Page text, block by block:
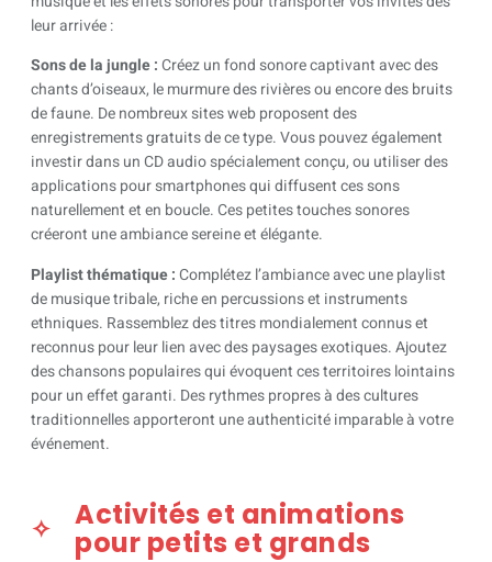
leur arrivée :
Sons de la jungle :Créez un fond sonore captivant avec des
chants d’oiseaux, le murmure des rivières ou encore des bruits
de faune. De nombreux sites web proposent des
enregistrements gratuits de ce type. Vous pouvez également
investir dans un CD audio spécialement conçu, ou utiliser des
applications pour smartphones qui diffusent ces sons
naturellement et en boucle. Ces petites touches sonores
créeront une ambiance sereine et élégante.
Playlist thématique :Complétez l’ambiance avec une playlist
de musique tribale, riche en percussions et instruments
ethniques. Rassemblez des titres mondialement connus et
reconnus pour leur lien avec des paysages exotiques. Ajoutez
des chansons populaires qui évoquent ces territoires lointains
pour un effet garanti. Des rythmes propres à des cultures
traditionnelles apporteront une authenticité imparable à votre
événement.
Activités et animations
pour petits et grands